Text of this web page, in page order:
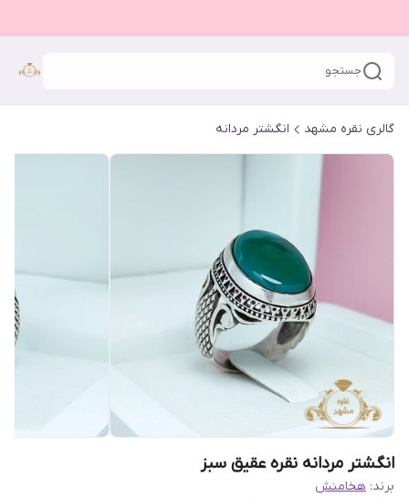
جستجو
گالری نقره مشهد انگشتر مردانه
انگشتر مردانه نقره عقیق سبز
برند: هخامنش